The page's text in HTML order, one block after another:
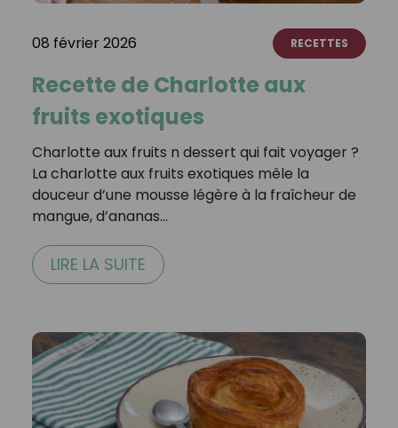
08 février 2026 RECETTES
Recette de Charlotte aux
fruits exotiques
Charlotte aux fruits n dessert qui fait voyager ?
La charlotte aux fruits exotiques mêle la
douceur d’une mousse légère à la fraîcheur de
mangue, d’ananas…
LIRE LA SUITE